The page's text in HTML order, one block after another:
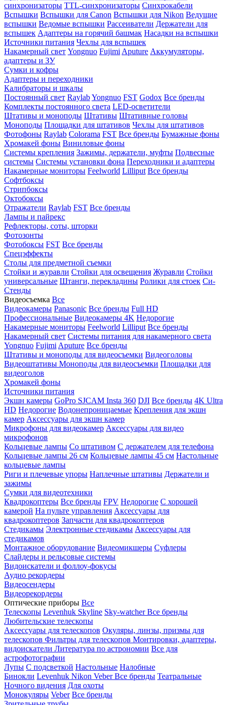
синхронизаторы TTL-синхронизаторы Синхрокабели
Вспышки Вспышки для Canon Вспышки для Nikon Ведущие
вспышки Ведомые вспышки Рассеиватели Держатели для
вспышек Адаптеры на горячий башмак Насадки на вспышки
Источники питания Чехлы для вспышек
Накамерный свет Yongnuo Fujimi Aputure Аккумуляторы,
адаптеры и ЗУ
Сумки и кофры
Адаптеры и переходники
Калибраторы и шкалы
Постоянный свет RaylabYongnuo FST Godox Все бренды
Комплекты постоянного света LED-осветители
Штативы и моноподы Штативы Штативные головы
Моноподы Площадки для штативов Чехлы для штативов
Фотофоны Raylab Colorama FST Все бренды Бумажные фоны
Хромакей фоны Виниловые фоны
Системы крепления Зажимы, держатели, муфты Подвесные
системы Системы установки фона Переходники и адаптеры
Накамерные мониторы Feelworld Lilliput Все бренды
Софтбоксы
Стрипбоксы
Октобоксы
Отражатели Raylab FST Все бренды
Лампы и пайрекс
Рефлекторы, соты, шторки
Фотозонты
Фотобоксы FST Все бренды
Спецэффекты
Столы для предметной съемки
Стойки и журавли Стойки для освещения Журавли Стойки
универсальные Штанги, перекладины Ролики для стоек Си-
Стенды
Видеосъемка Все
Видеокамеры Panasonic Все бренды Full HD
Профессиональные Видеокамеры 4K Недорогие
Накамерные мониторы Feelworld Lilliput Все бренды
Накамерный свет Системы питания для накамерного света
Yongnuo Fujimi Aputure Все бренды
Штативы и моноподы для видеосъемки Видеоголовы
Видеоштативы Моноподы для видеосъемки Площадки для
видеоголов
Хромакей фоны
Источники питания
Экшн камеры GoPro SJCAM Insta 360 DJI Все бренды 4K Ultra
HD Недорогие Водонепроницаемые Крепления для экшн
камер Аксессуары для экшн камер
Микрофоны для видеокамер Аксессуары для видео
микрофонов
Кольцевые лампы Со штативом C держателем для телефона
Кольцевые лампы 26 см Кольцевые лампы 45 см Настольные
кольцевые лампы
Риги и плечевые упоры Наплечные штативы Держатели и
зажимы
Сумки для видеотехники
Квадрокоптеры Все бренды FPV Недорогие С хорошей
камерой На пульте управления Аксессуары для
квадрокоптеров Запчасти для квадрокоптеров
Стедикамы Электронные стедикамы Аксессуары для
стедикамов
Монтажное оборудование Видеомикшеры Суфлеры
Слайдеры и рельсовые системы
Видоискатели и фоллоу-фокусы
Аудио рекордеры
Видеосендеры
Видеорекордеры
Оптические приборы Все
Телескопы Levenhuk Skyline Sky-watcherВсе бренды
Любительские телескопы
Аксессуары для телескопов Окуляры, линзы, призмы для
телескопов Фильтры для телескопов Монтировки, адаптеры,
видоискатели Литература по астрономии Все для
астрофотографии
Лупы С подсветкой Настольные Налобные
Бинокли Levenhuk Nikon VeberВсе бренды Театральные
Ночного видения Для охоты
Монокуляры Veber Все бренды